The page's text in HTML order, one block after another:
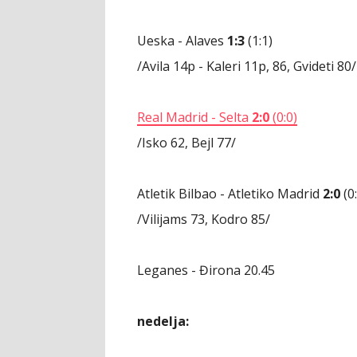
Ueska - Alaves 1:3(1:1)
/Avila 14p - Kaleri 11p, 86, Gvideti 80/
Real Madrid - Selta 2:0(0:0)
/Isko 62, Bejl 77/
Atletik Bilbao - Atletiko Madrid 2:0
/Vilijams 73, Kodro 85/
Leganes - Đirona 20.45
nedelja: